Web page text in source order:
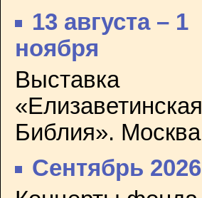
13 августа – 1
ноября
Выставка
«Елизаветинская
Библия». Москва
Сентябрь 2026